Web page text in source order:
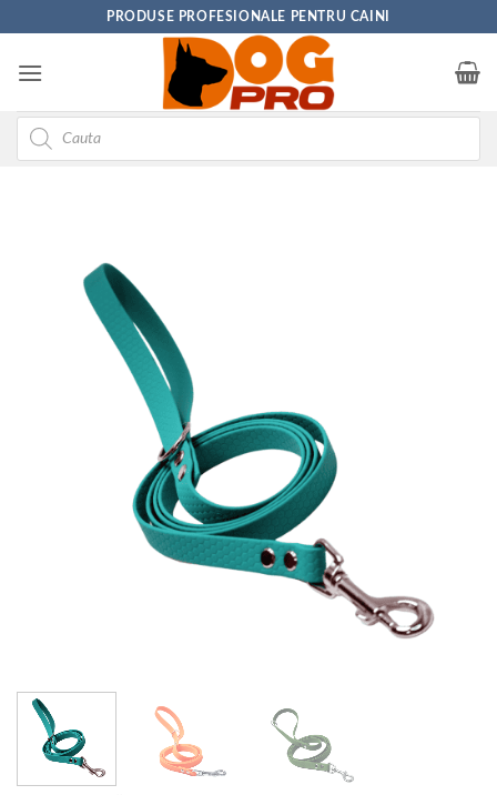
content
PRODUSE PROFESIONALE PENTRU CAINI
Products
search